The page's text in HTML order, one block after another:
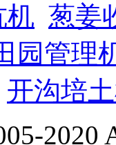
机 葱姜
园管理
开沟培
2020